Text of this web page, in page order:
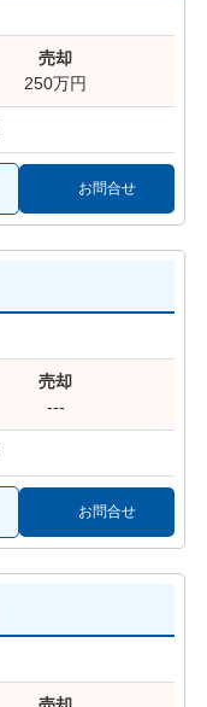
250万円
お問合せ
---
お問合せ